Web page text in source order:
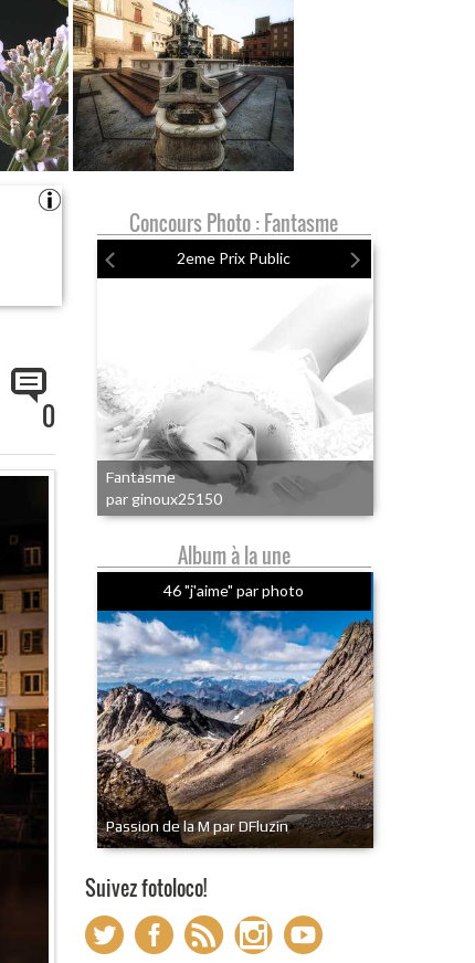
0
Concours Photo : Fantasme
2eme Prix Public
Fantasme
par ginoux25150
Album à la une
46 "j'aime" par photo
Passion de la M par DFluzin
Suivez fotoloco!